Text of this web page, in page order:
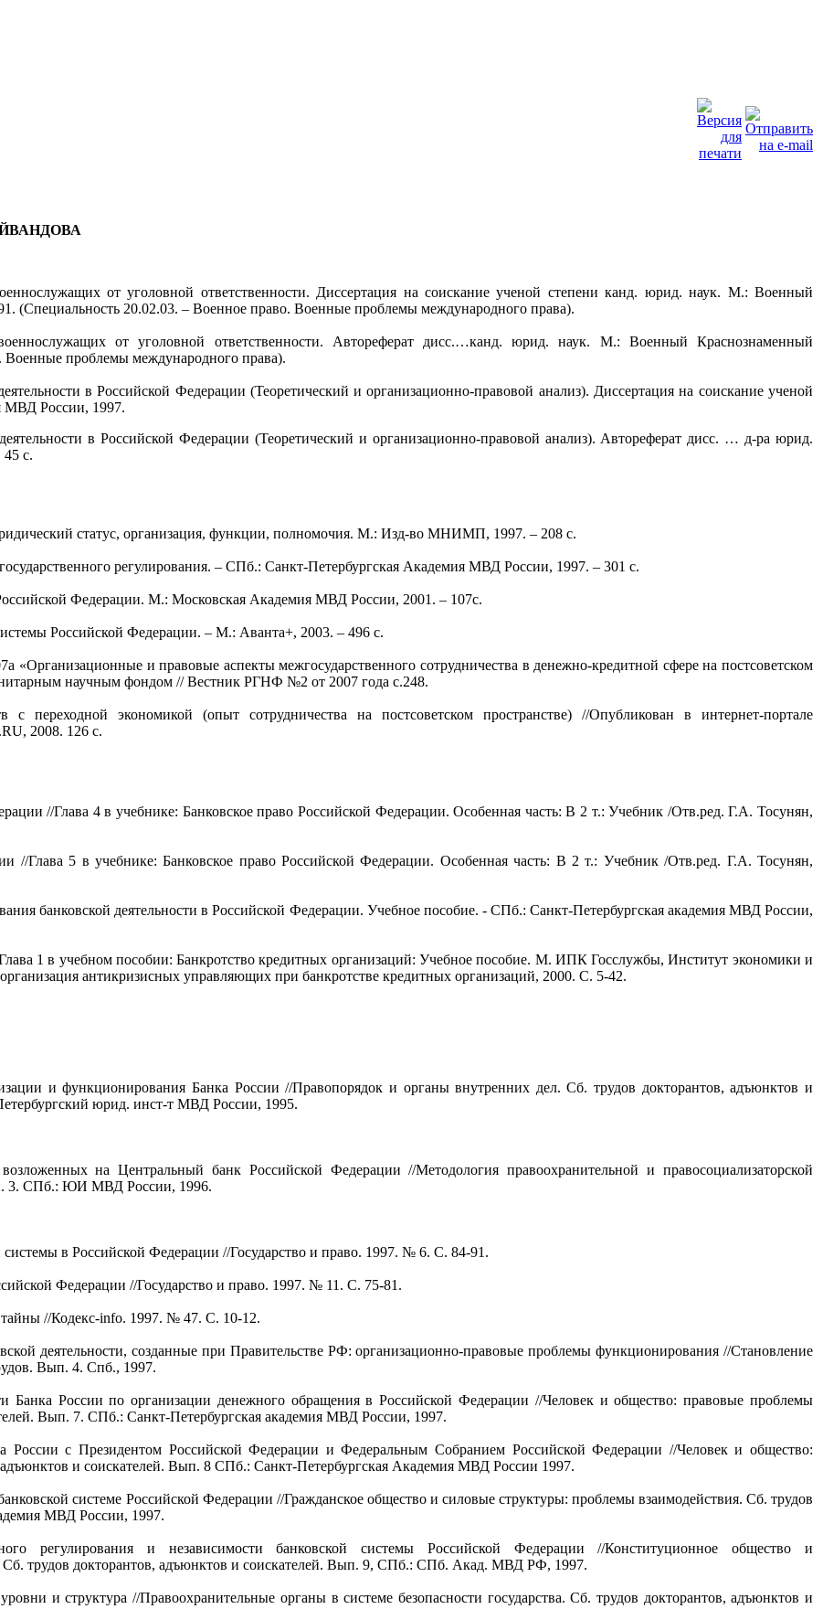
от уголовной ответственности. Диссертация на соискание ученой степени канд. юрид. наук. М.: Военный
(Специальность 20.02.03. – Военное право. Военные проблемы международного права).
от уголовной ответственности. Автореферат дисс.…канд. юрид. наук. М.: Военный Краснознаменный
Военные проблемы международного права).
в Российской Федерации (Теоретический и организационно-правовой анализ). Диссертация на соискание ученой
МВД России, 1997.
в Российской Федерации (Теоретический и организационно-правовой анализ). Автореферат дисс. … д-ра юрид.
с.
статус, организация, функции, полномочия. М.: Изд-во МНИМП, 1997. – 208 с.
регулирования. – СПб.: Санкт-Петербургская Академия МВД России, 1997. – 301 с.
Федерации. М.: Московская Академия МВД России, 2001. – 107с.
Российской Федерации. – М.: Аванта+, 2003. – 496 с.
«Организационные и правовые аспекты межгосударственного сотрудничества в денежно-кредитной сфере на постсоветском
научным фондом // Вестник РГНФ №2 от 2007 года с.248.
с переходной экономикой (опыт сотрудничества на постсоветском пространстве) //Опубликован в интернет-портале
2008. 126 с.
//Глава 4 в учебнике: Банковское право Российской Федерации. Особенная часть: В 2 т.: Учебник /Отв.ред. Г.А. Тосунян,
//Глава 5 в учебнике: Банковское право Российской Федерации. Особенная часть: В 2 т.: Учебник /Отв.ред. Г.А. Тосунян,
банковской деятельности в Российской Федерации. Учебное пособие. - СПб.: Санкт-Петербургская академия МВД России,
1 в учебном пособии: Банкротство кредитных организаций: Учебное пособие. М. ИПК Госслужбы, Институт экономики и
антикризисных управляющих при банкротстве кредитных организаций, 2000. С. 5-42.
и функционирования Банка России //Правопорядок и органы внутренних дел. Сб. трудов докторантов, адъюнктов и
юрид. инст-т МВД России, 1995.
на Центральный банк Российской Федерации //Методология правоохранительной и правосоциализаторской
3. СПб.: ЮИ МВД России, 1996.
в Российской Федерации //Государство и право. 1997. № 6. С. 84-91.
Федерации //Государство и право. 1997. № 11. С. 75-81.
//Кодекс-info. 1997. № 47. С. 10-12.
деятельности, созданные при Правительстве РФ: организационно-правовые проблемы функционирования //Становление
Вып. 4. Спб., 1997.
Банка России по организации денежного обращения в Российской Федерации //Человек и общество: правовые проблемы
Вып. 7. СПб.: Санкт-Петербургская академия МВД России, 1997.
России с Президентом Российской Федерации и Федеральным Собранием Российской Федерации //Человек и общество:
и соискателей. Вып. 8 СПб.: Санкт-Петербургская Академия МВД России 1997.
системе Российской Федерации //Гражданское общество и силовые структуры: проблемы взаимодействия. Сб. трудов
МВД России, 1997.
регулирования и независимости банковской системы Российской Федерации //Конституционное общество и
Сб. трудов докторантов, адъюнктов и соискателей. Вып. 9, СПб.: СПб. Акад. МВД РФ, 1997.
и структура //Правоохранительные органы в системе безопасности государства. Сб. трудов докторантов, адъюнктов и